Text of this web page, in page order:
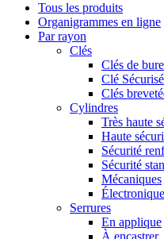
Tous les produits
Organigrammes en ligne
Par rayon
Clés
Clés de
Clé
Clés
Cylindres
Très haute
Haute
Sécurité
Sécurité
Mécaniques
Électronique
Serrures
En applique